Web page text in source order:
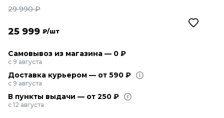
29 990₽
25 999 ₽/шт
Самовывоз из магазина — 0 ₽
с 9 августа
Доставка курьером — от 590 ₽
с 9 августа
В пункты выдачи — от 250 ₽
с 12 августа